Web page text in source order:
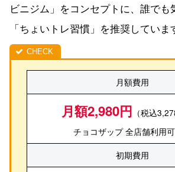
ビニジム」をコンセプトに、誰でも
「ちょいトレ習慣」を推奨していま
月額費用
月額2,980円 （税込
チョコザップ 全店舗利用可
初期費用